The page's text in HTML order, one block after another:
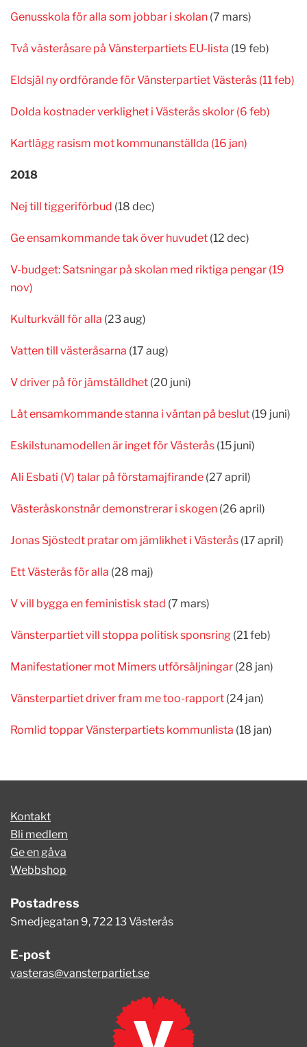
Genusskola för alla som jobbar i skolan (7 mars)
Två västeråsare på Vänsterpartiets EU-lista (19 feb)
Eldsjäl ny ordförande för Vänsterpartiet Västerås (11 feb)
Dolda kostnader verklighet i Västerås skolor (6 feb)
Kartlägg rasism mot kommunanställda (16 jan)
2018
Nej till tiggeriförbud (18 dec)
Ge ensamkommande tak över huvudet (12 dec)
V-budget: Satsningar på skolan med riktiga pengar (19
nov)
Kulturkväll för alla (23 aug)
Vatten till västeråsarna (17 aug)
V driver på för jämställdhet (20 juni)
Låt ensamkommande stanna i väntan på beslut (19 juni)
Eskilstunamodellen är inget för Västerås (15 juni)
Ali Esbati (V) talar på förstamajfirande (27 april)
Västeråskonstnär demonstrerar i skogen (26 april)
Jonas Sjöstedt pratar om jämlikhet i Västerås (17 april)
Ett Västerås för alla (28 maj)
V vill bygga en feministisk stad (7 mars)
Vänsterpartiet vill stoppa politisk sponsring (21 feb)
Manifestationer mot Mimers utförsäljningar (28 jan)
Vänsterpartiet driver fram me too-rapport (24 jan)
Romlid toppar Vänsterpartiets kommunlista (18 jan)
Kontakt
Bli medlem
Ge en gåva
Webbshop
Postadress
Smedjegatan 9, 722 13 Västerås
E-post
vasteras@vansterpartiet.se